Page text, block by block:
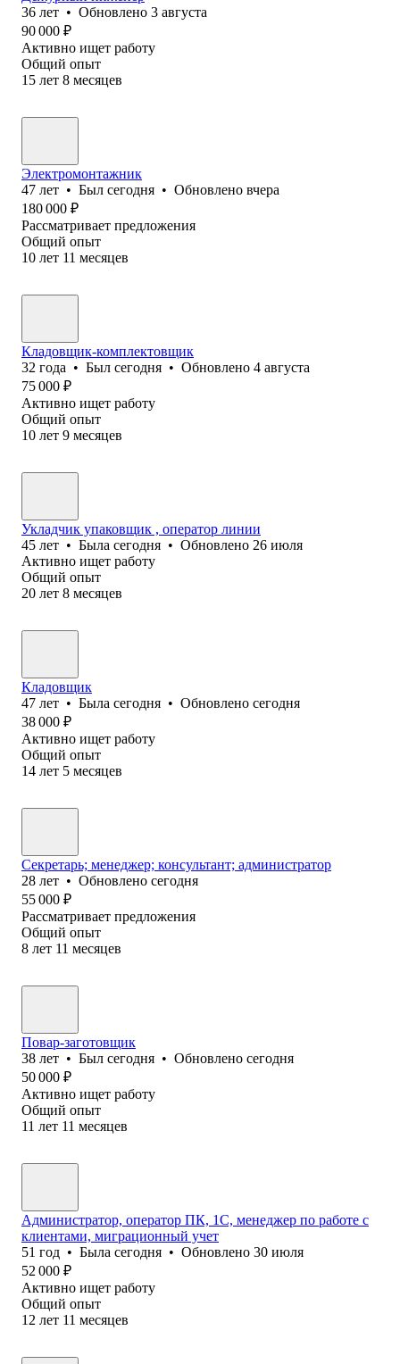
36 лет • Обновлено 3 августа
90 000 ₽
Активно ищет работу
Общий опыт
15 лет 8 месяцев
Электромонтажник
47 лет • Был сегодня • Обновлено вчера
180 000 ₽
Рассматривает предложения
Общий опыт
10 лет 11 месяцев
Кладовщик-комплектовщик
32 года • Был сегодня • Обновлено 4 августа
75 000 ₽
Активно ищет работу
Общий опыт
10 лет 9 месяцев
Укладчик упаковщик , оператор линии
45 лет • Была сегодня • Обновлено 26 июля
Активно ищет работу
Общий опыт
20 лет 8 месяцев
Кладовщик
47 лет • Была сегодня • Обновлено сегодня
38 000 ₽
Активно ищет работу
Общий опыт
14 лет 5 месяцев
Секретарь; менеджер; консультант; администратор
28 лет • Обновлено сегодня
55 000 ₽
Рассматривает предложения
Общий опыт
8 лет 11 месяцев
Повар-заготовщик
38 лет • Был сегодня • Обновлено сегодня
50 000 ₽
Активно ищет работу
Общий опыт
11 лет 11 месяцев
Администратор, оператор ПК, 1С, менеджер по работе с
клиентами, миграционный учет
51 год • Была сегодня • Обновлено 30 июля
52 000 ₽
Активно ищет работу
Общий опыт
12 лет 11 месяцев